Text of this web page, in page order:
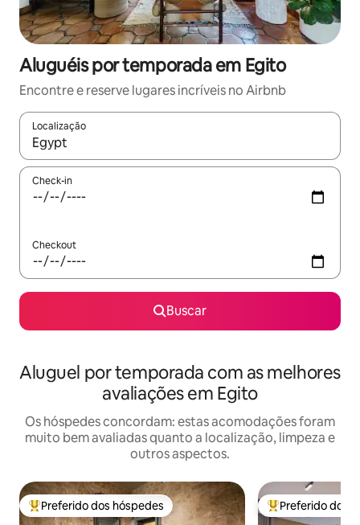
Aluguéis por temporada em Egito
Encontre e reserve lugares incríveis no Airbnb
Localização
Quando os resultados estiverem disponíveis, explore-os
Check-in
Checkout
Buscar
Aluguel por temporada com as melhores
avaliações em Egito
Os hóspedes concordam: estas acomodações foram
muito bem avaliadas quanto a localização, limpeza e
outros aspectos.
Entre os melhores preferidos dos hóspedes
Preferido dos hóspedes Entre os
Preferido dos